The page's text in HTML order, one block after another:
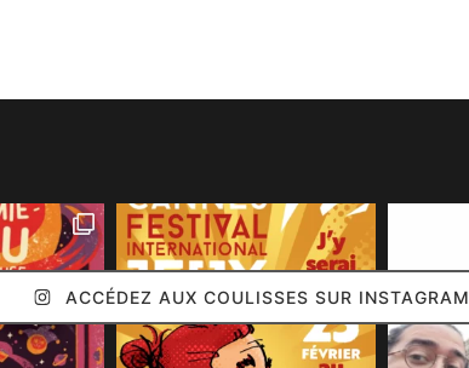
ACCÉDEZ AUX COULISSES SUR INSTAGRAM